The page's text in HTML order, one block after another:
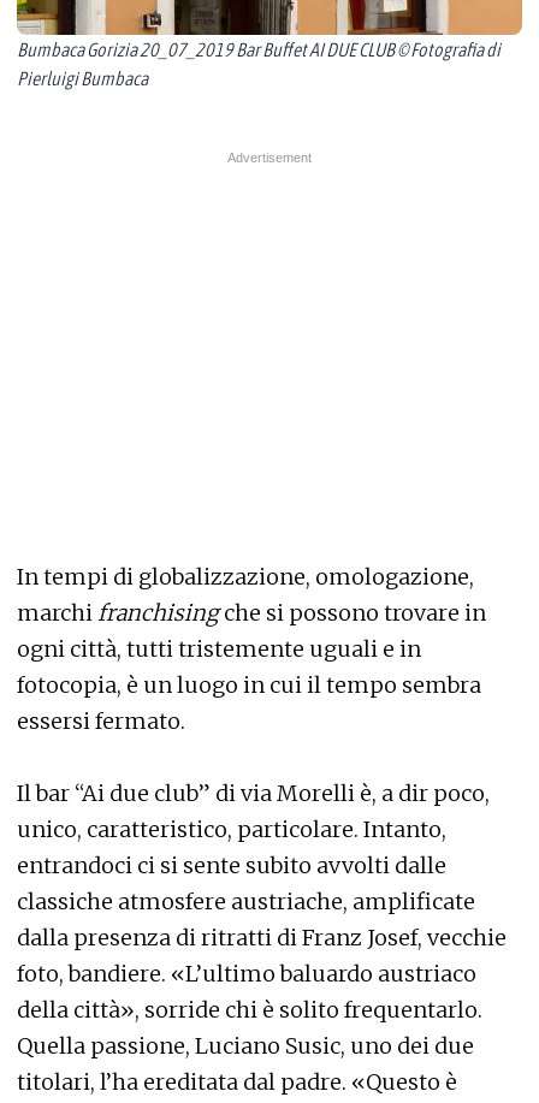
Bumbaca Gorizia 20_07_2019 Bar Buffet AI DUE CLUB © Fotografia di
Pierluigi Bumbaca
In tempi di globalizzazione, omologazione,
marchifranchisingche si possono trovare in
ogni città, tutti tristemente uguali e in
fotocopia, è un luogo in cui il tempo sembra
essersi fermato.
Il bar “Ai due club” di via Morelli è, a dir poco,
unico, caratteristico, particolare. Intanto,
entrandoci ci si sente subito avvolti dalle
classiche atmosfere austriache, amplificate
dalla presenza di ritratti di Franz Josef, vecchie
foto, bandiere. «L’ultimo baluardo austriaco
della città», sorride chi è solito frequentarlo.
Quella passione, Luciano Susic, uno dei due
titolari, l’ha ereditata dal padre. «Questo è